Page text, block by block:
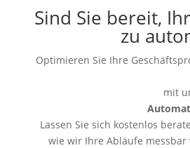
Sind Sie bereit,
zu
Optimieren Sie Ihre
mit
Lassen Sie sich kostenlos
wie wir Ihre Abläufe messbar